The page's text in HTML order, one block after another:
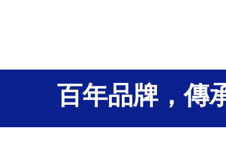
百年品牌，傳